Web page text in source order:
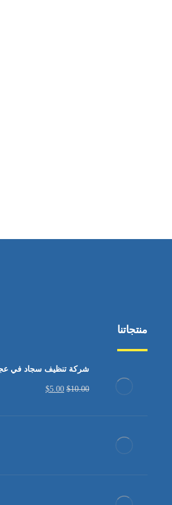
منتجاتنا
شركة تنظيف سجاد في عجمان
$10.00
$5.00